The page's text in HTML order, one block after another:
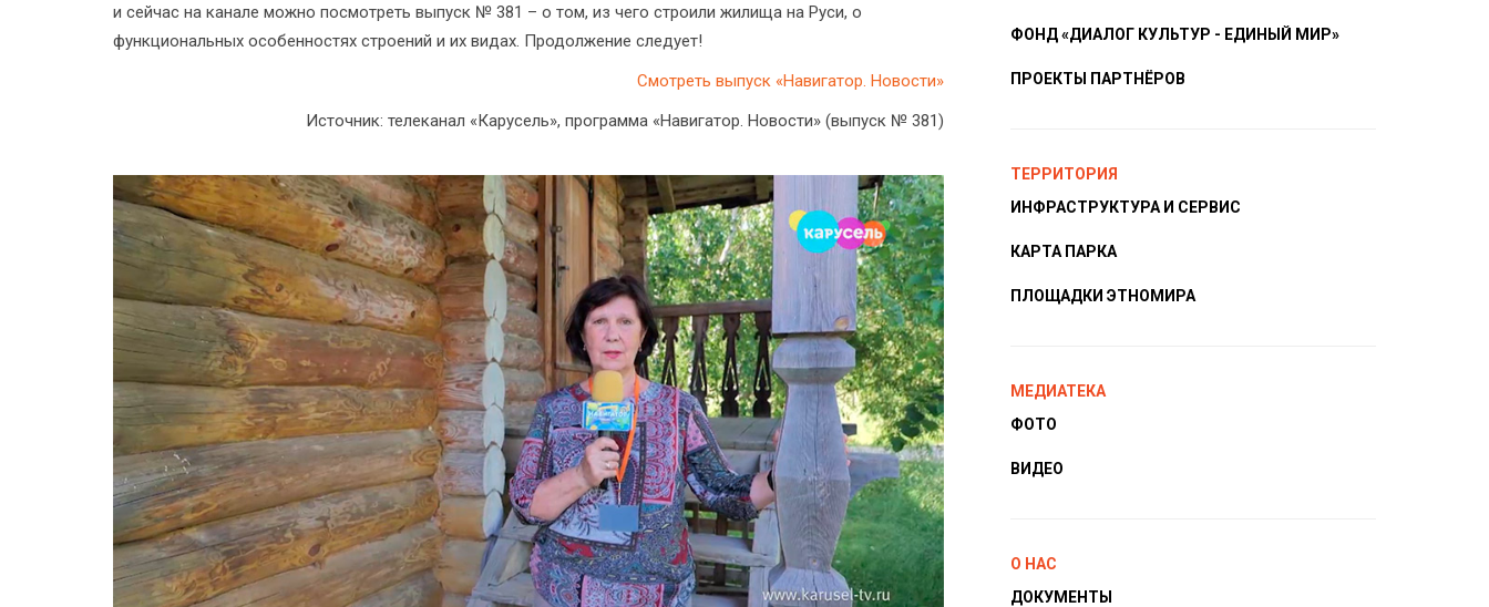
и сейчас на канале можно посмотреть выпуск № 381 – о том, из чего строили жилища на Руси, о
функциональных особенностях строений и их видах. Продолжение следует!
Смотреть выпуск «Навигатор. Новости»
Источник: телеканал «Карусель», программа «Навигатор. Новости» (выпуск № 381)
ФОНД «ДИАЛОГ КУЛЬТУР - ЕДИНЫЙ МИР»
ПРОЕКТЫ ПАРТНЁРОВ
ТЕРРИТОРИЯ
ИНФРАСТРУКТУРА И СЕРВИС
КАРТА ПАРКА
ПЛОЩАДКИ ЭТНОМИРА
МЕДИАТЕКА
ФОТО
ВИДЕО
О НАС
ДОКУМЕНТЫ